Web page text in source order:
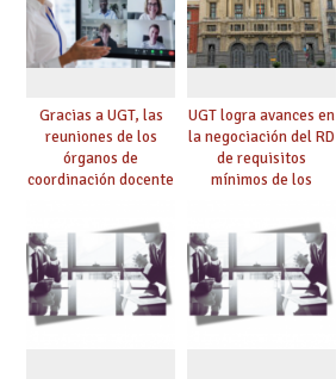
Gracias a UGT, las
reuniones de los
órganos de
coordinación docente
de manera
telemática, sin exigir
presencialidad en el
centro
UGT logra avances en
la negociación del RD
de requisitos
mínimos de los
exige al Ministerio
que los compromisos
se materialicen con
la mayor agilidad
posible